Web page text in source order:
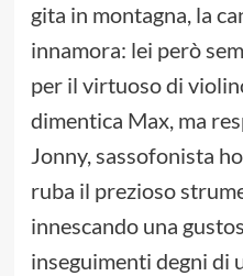
gita in montagna, la
innamora: lei però
per il virtuoso di
dimentica Max, ma
Jonny, sassofonista
ruba il prezioso
innescando una
inseguimenti degni di